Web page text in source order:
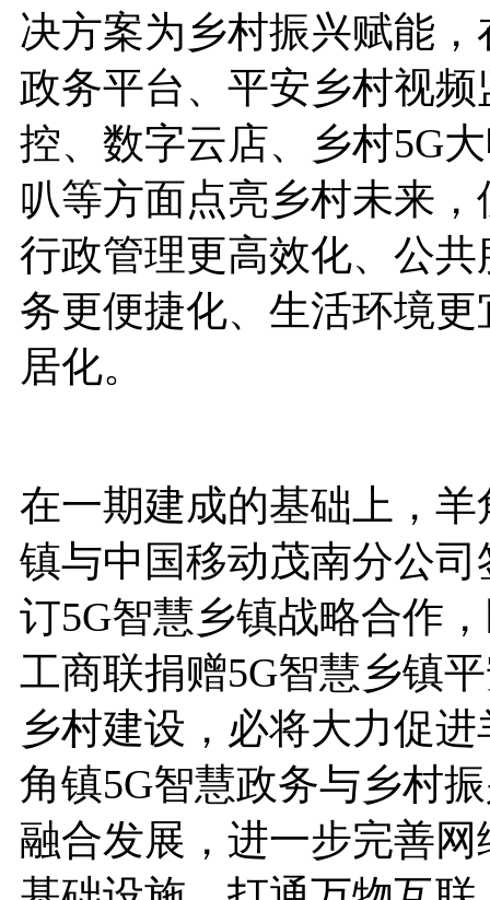
决方案为乡村振兴赋能，
政务平台、平安乡村视频
控、数字云店、乡村5G
叭等方面点亮乡村未来，
行政管理更高效化、公共
务更便捷化、生活环境更
居化。
在一期建成的基础上，羊
镇与中国移动茂南分公司
订5G智慧乡镇战略合作
工商联捐赠5G智慧乡镇
乡村建设，必将大力促进
角镇5G智慧政务与乡村
融合发展，进一步完善网